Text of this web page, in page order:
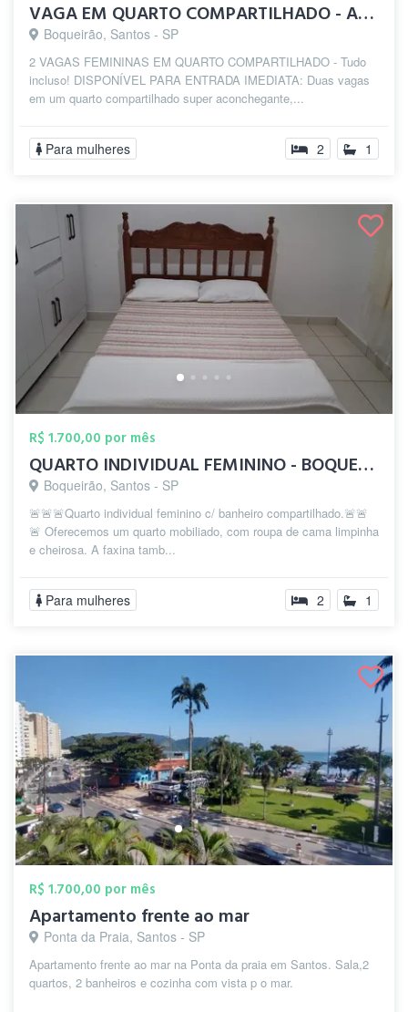
VAGA EM QUARTO COMPARTILHADO - APENAS 2 ...
Boqueirão, Santos - SP
2 VAGAS FEMININAS EM QUARTO COMPARTILHADO - Tudo
incluso! DISPONÍVEL PARA ENTRADA IMEDIATA: Duas vagas
em um quarto compartilhado super aconchegante,...
Para mulheres 2 1
R$ 1.700,00 por mês
QUARTO INDIVIDUAL FEMININO - BOQUEIRÃO
Boqueirão, Santos - SP
🚨🚨🚨Quarto individual feminino c/ banheiro compartilhado.🚨🚨
🚨 Oferecemos um quarto mobiliado, com roupa de cama limpinha
e cheirosa. A faxina tamb...
Para mulheres 2 1
R$ 1.700,00 por mês
Apartamento frente ao mar
Ponta da Praia, Santos - SP
Apartamento frente ao mar na Ponta da praia em Santos. Sala,2
quartos, 2 banheiros e cozinha com vista p o mar.